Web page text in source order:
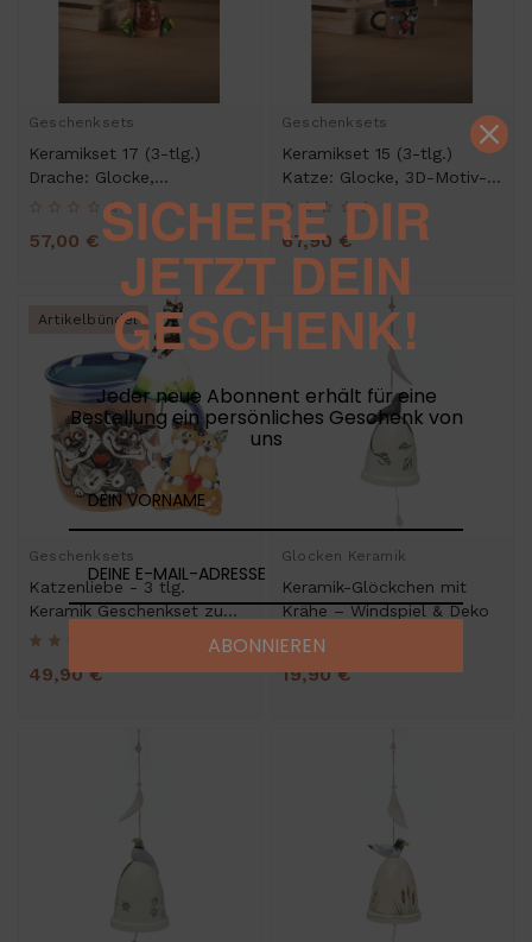
Geschenksets
Keramikset 17 (3-tlg.)
Drache: Glocke,
Gartenstecker und Minifigur
57,00 €
Geschenksets
Keramikset 15 (3-tlg.)
Katze: Glocke, 3D-Motiv-
Becher & Gartenstecker
67,90 €
Geschenksets
Katzenliebe - 3 tlg.
Keramik Geschenkset zum
Valentinstag
3 bewertungen
49,90 €
Artikelbündel
Glocken Keramik
Keramik-Glöckchen mit
Krähe – Windspiel & Deko
19,90 €
SICHERE DIR
JETZT DEIN
GESCHENK!
Jeder neue Abonnent erhält für eine
Bestellung ein persönliches Geschenk von
uns
ABONNIEREN